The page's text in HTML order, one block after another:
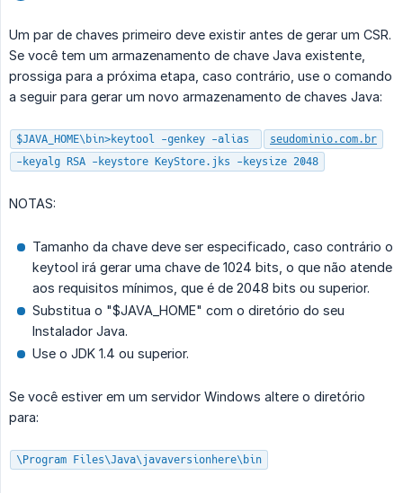
Um par de chaves primeiro deve existir antes de gerar um CSR.
Se você tem um armazenamento de chave Java existente,
prossiga para a próxima etapa, caso contrário, use o comando
a seguir para gerar um novo armazenamento de chaves Java:
$JAVA_HOME\bin>keytool -genkey -alias
seudominio.com.br
-keyalg RSA -keystore KeyStore.jks -keysize 2048
NOTAS:
Tamanho da chave deve ser especificado, caso contrário o
keytool irá gerar uma chave de 1024 bits, o que não atende
aos requisitos mínimos, que é de 2048 bits ou superior.
Substitua o "$JAVA_HOME" com o diretório do seu
Instalador Java.
Use o JDK 1.4 ou superior.
Se você estiver em um servidor Windows altere o diretório
para:
\Program Files\Java\javaversionhere\bin